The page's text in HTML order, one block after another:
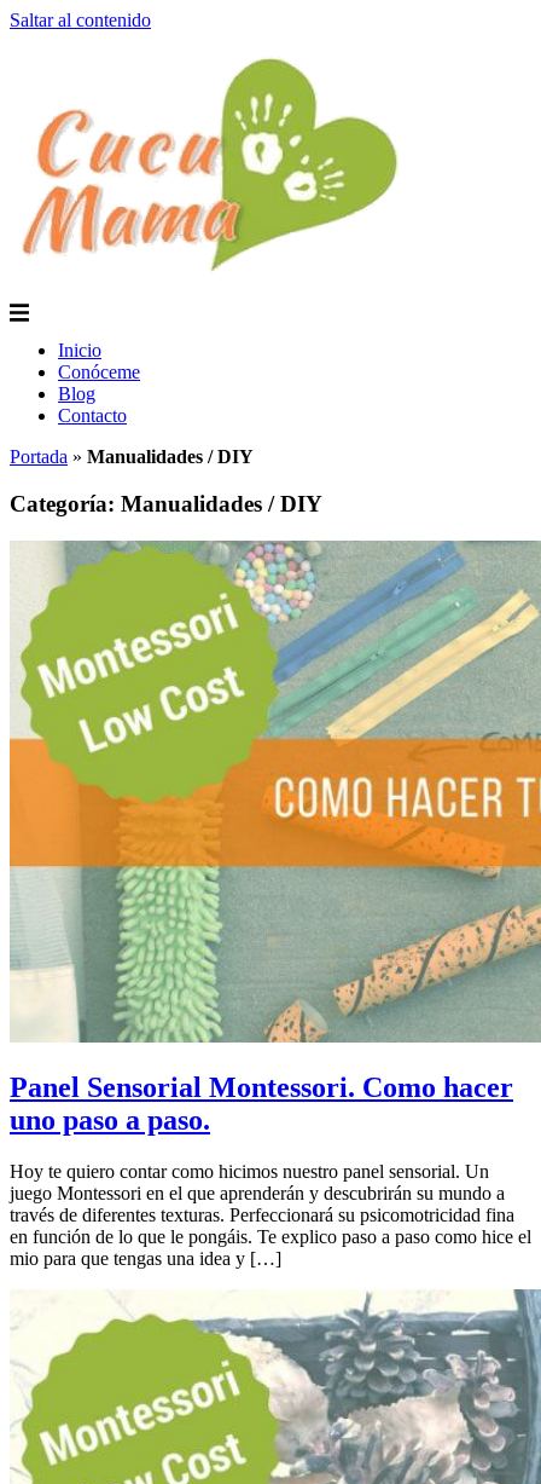
Saltar al contenido
Inicio
Conóceme
Blog
Contacto
Portada » Manualidades / DIY
Categoría: Manualidades / DIY
Panel Sensorial Montessori. Como hacer
uno paso a paso.
Hoy te quiero contar como hicimos nuestro panel sensorial. Un
juego Montessori en el que aprenderán y descubrirán su mundo a
través de diferentes texturas. Perfeccionará su psicomotricidad fina
en función de lo que le pongáis. Te explico paso a paso como hice el
mio para que tengas una idea y […]